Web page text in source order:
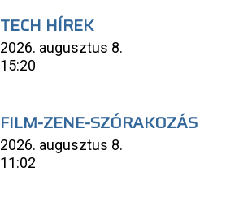
TECH HÍREK
2026. augusztus 8.
15:20
FILM-ZENE-SZÓRAKOZÁS
2026. augusztus 8.
11:02